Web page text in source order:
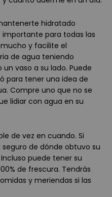
hidratado
importante para todas las
y facilite el
de agua teniendo
vaso a su lado. Puede
para tener una idea de
Compre uno que no se
lidiar con agua en su
de vez en cuando. Si
de dónde obtuvo su
puede tener su
de frescura. Tendrás
y meriendas si las